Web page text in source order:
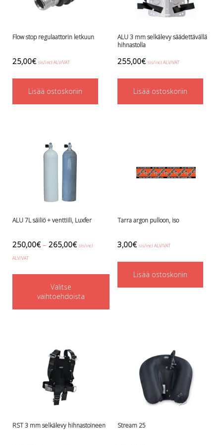
Flow stop regulaattorin letkuun
25,00€ sis/incl ALV/VAT
Lisää ostoskoriin
ALU 3 mm selkälevy säädettävällä
hihnastolla
255,00€ sis/incl ALV/VAT
Lisää ostoskoriin
ALU 7L säiliö + venttiili, Luxfer
250,00€– 265,00€ sis/incl
ALV/VAT
Valitse
vaihtoehdoista
This
product
Tarra argon pulloon, iso
3,00€ sis/incl ALV/VAT
Lisää ostoskoriin
RST 3 mm selkälevy hihnastoineen Stream 25